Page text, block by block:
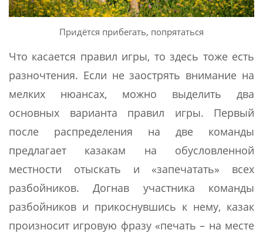
Придётся прибегать, попрятаться
Что касается правил игры, то здесь тоже есть
разночтения. Если не заострять внимание на
мелких нюансах, можно выделить два
основных варианта правил игры. Первый
после распределения на две команды
предлагает казакам на обусловленной
местности отыскать и «запечатать» всех
разбойников. Догнав участника команды
разбойников и прикоснувшись к нему, казак
произносит игровую фразу «печать – на месте